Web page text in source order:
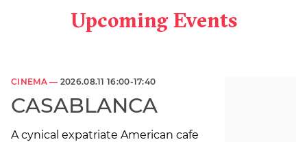
Upcoming Events
CINEMA — 2026.08.11 16:00-17:40
CASABLANCA
A cynical expatriate American cafe